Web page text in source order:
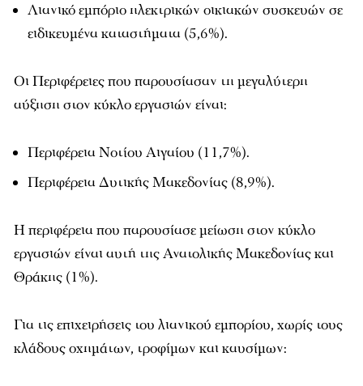
Λιανικό εμπόριο ηλεκτρικών οικιακών συσκευών σε
ειδικευμένα καταστήματα (5,6%).
Οι Περιφέρειες που παρουσίασαν τη μεγαλύτερη
αύξηση στον κύκλο εργασιών είναι:
Περιφέρεια Νοτίου Αιγαίου (11,7%).
Περιφέρεια Δυτικής Μακεδονίας (8,9%).
Η περιφέρεια που παρουσίασε μείωση στον κύκλο
εργασιών είναι αυτή της Ανατολικής Μακεδονίας και
Θράκης (1%).
Για τις επιχειρήσεις του λιανικού εμπορίου, χωρίς τους
κλάδους οχημάτων, τροφίμων και καυσίμων: